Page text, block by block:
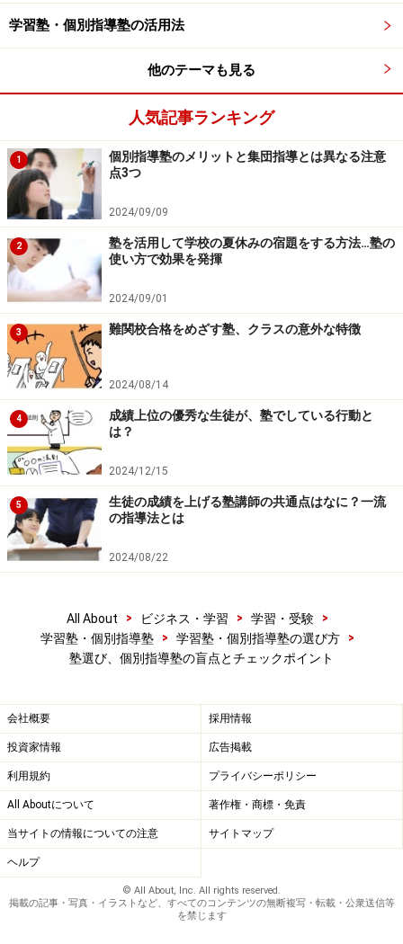
授業料がアップします。入塾した後も、授業料に対して
果を観察しつつ、上手に塾を利用してください。
いかがでしたでしょうか。入塾前に納得がいくまで質問
をして、受験終了まで安心して任せられる塾を選んでく
ださいね。
※記事内容は執筆時点のものです。最新の内容をご確認くださ
い。
学習塾・個別指導塾の活用法
他のテーマも見る
人気記事ランキング
1
個別指導塾のメリットと集団指導とは異なる注意
点3つ
2024/09/09
2
塾を活用して学校の夏休みの宿題をする方法…塾の
使い方で効果を発揮
2024/09/01
3 難関校合格をめざす塾、クラスの意外な特徴
2024/08/14
4
成績上位の優秀な生徒が、塾でしている行動と
は？
2024/12/15
5
生徒の成績を上げる塾講師の共通点はなに？一流
の指導法とは
2024/08/22
All About > ビジネス・学習 > 学習・受験
>
学習塾・個別指導塾
> 学習塾・個別指導塾の選び方
>
塾選び、個別指導塾の盲点とチェックポイント
会社概要 採用情報
投資家情報 広告掲載
利用規約 プライバシーポリシー
All Aboutについて 著作権・商標・免責
当サイトの情報についての注意 サイトマップ
ヘルプ
© All About, Inc. All rights reserved.
掲載の記事・写真・イラストなど、すべてのコンテンツの無断複写・転載・公衆送信等
を禁じます